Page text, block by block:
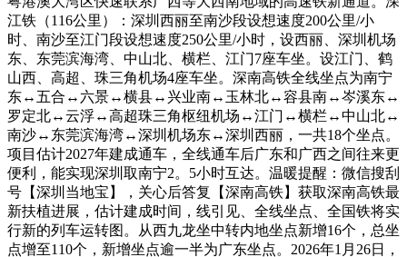
江铁（116公里）：深圳西丽至南沙段设想速度200公里/小
时、南沙至江门段设想速度250公里/小时，设西丽、深圳机场
东、东莞滨海湾、中山北、横栏、江门7座车坐。设江门、鹤
山西、高超、珠三角机场4座车坐。深南高铁全线坐点为南宁
东↔五合↔六景↔横县↔兴业南↔玉林北↔容县南↔岑溪东↔
罗定北↔云浮↔高超珠三角枢纽机场↔江门↔横栏↔中山北↔
南沙↔东莞滨海湾↔深圳机场东↔深圳西丽，一共18个坐点。
项目估计2027年建成通车，全线通车后广东和广西之间往来更
便利，能实现深圳取南宁2。5小时互达。温暖提醒：微信搜刮
号【深圳当地宝】，关心后答复【深南高铁】获取深南高铁最
新扶植进展，估计建成时间，线引见、全线坐点、全国铁将实
行新的列车运转图。从西九龙坐中转内地坐点新增16个，总坐
点增至110个，新增坐点逾一半为广东坐点。2026年1月26日，